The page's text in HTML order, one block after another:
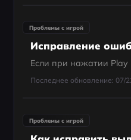
Проблемы с игрой
Последнее обновление: 07/
Проблемы с игрой